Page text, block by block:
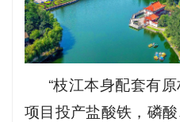
“枝江本身配套有
项目投产盐酸铁，磷酸